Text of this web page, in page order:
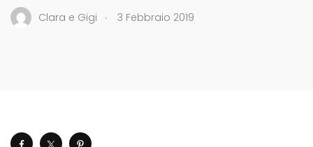
Clara e Gigi . 3 Febbraio 2019